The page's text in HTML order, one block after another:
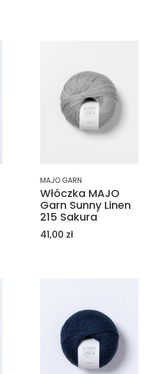
MAJO GARN
Włóczka MAJO
Garn Sunny Linen
215 Sakura
Cena
41,00 zł